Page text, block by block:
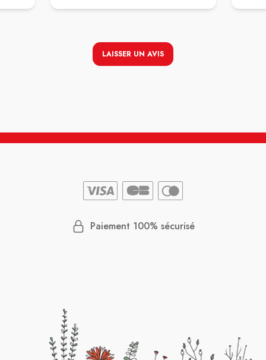
LAISSER UN AVIS
Paiement 100% sécurisé